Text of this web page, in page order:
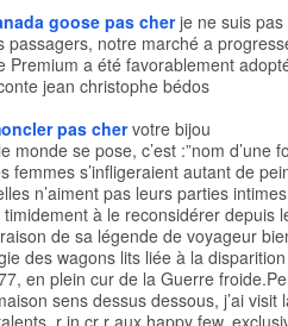
goose pas cherje ne suis pas
passagers, notre marché a
Premium a été favorablement
jean christophe bédos
pas chervotre bijou
monde se pose, c’est :”nom d’une
femmes s’infligeraient autant de
n’aiment pas leurs parties
à le reconsidérer depuis
de sa légende de voyageur
des wagons lits liée à la
en plein cur de la Guerre
sens dessus dessous, j’ai visit
r in cr r aux happy few,